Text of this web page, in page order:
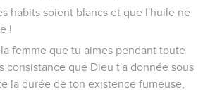
habits soient blancs et que l'huile ne
!
femme que tu aimes pendant toute
consistance que Dieu t'a donnée sous
la durée de ton existence fumeuse,